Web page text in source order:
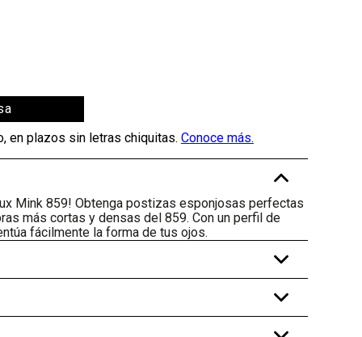
-
Mink 859! Obtenga postizas esponjosas perfectas
más cortas y densas del 859. Con un perfil de
fácilmente la forma de tus ojos.
+
+